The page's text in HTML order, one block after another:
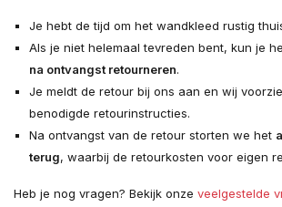
Je hebt de tijd om het wandkleed rustig
Als je niet helemaal tevreden bent, kun je
na ontvangst retourneren.
Je meldt de retour bij ons aan en wij
benodigde retourinstructies.
Na ontvangst van de retour storten we het
terug, waarbij de retourkosten voor eigen
Heb je nog vragen? Bekijk onze veelgestelde